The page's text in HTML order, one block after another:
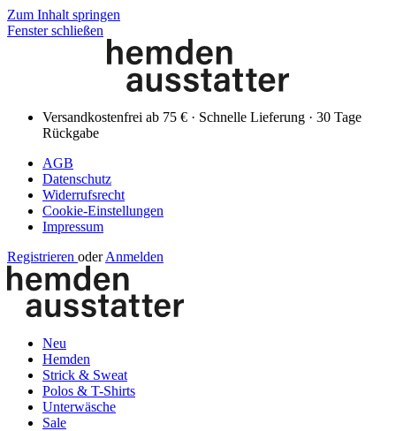
Zum Inhalt springen
Fenster schließen
Versandkostenfrei ab 75 € · Schnelle Lieferung · 30 Tage
Rückgabe
AGB
Datenschutz
Widerrufsrecht
Cookie-Einstellungen
Impressum
Registrieren oder Anmelden
Neu
Hemden
Strick & Sweat
Polos & T-Shirts
Unterwäsche
Sale